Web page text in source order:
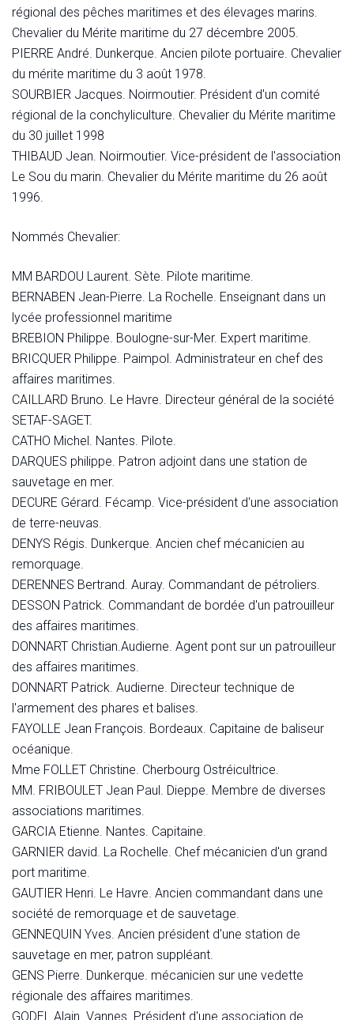
régional des pêches maritimes et des élevages marins.
Chevalier du Mérite maritime du 27 décembre 2005.
PIERRE André. Dunkerque. Ancien pilote portuaire. Chevalier
du mérite maritime du 3 août 1978.
SOURBIER Jacques. Noirmoutier. Président d'un comité
régional de la conchyliculture. Chevalier du Mérite maritime
du 30 juillet 1998
THIBAUD Jean. Noirmoutier. Vice-président de l'association
Le Sou du marin. Chevalier du Mérite maritime du 26 août
1996.
Nommés Chevalier:
MM BARDOU Laurent. Sète. Pilote maritime.
BERNABEN Jean-Pierre. La Rochelle. Enseignant dans un
lycée professionnel maritime
BREBION Philippe. Boulogne-sur-Mer. Expert maritime.
BRICQUER Philippe. Paimpol. Administrateur en chef des
affaires maritimes.
CAILLARD Bruno. Le Havre. Directeur général de la société
SETAF-SAGET.
CATHO Michel. Nantes. Pilote.
DARQUES philippe. Patron adjoint dans une station de
sauvetage en mer.
DECURE Gérard. Fécamp. Vice-président d'une association
de terre-neuvas.
DENYS Régis. Dunkerque. Ancien chef mécanicien au
remorquage.
DERENNES Bertrand. Auray. Commandant de pétroliers.
DESSON Patrick. Commandant de bordée d'un patrouilleur
des affaires maritimes.
DONNART Christian.Audierne. Agent pont sur un patrouilleur
des affaires maritimes.
DONNART Patrick. Audierne. Directeur technique de
l'armement des phares et balises.
FAYOLLE Jean François. Bordeaux. Capitaine de baliseur
océanique.
Mme FOLLET Christine. Cherbourg Ostréicultrice.
MM. FRIBOULET Jean Paul. Dieppe. Membre de diverses
associations maritimes.
GARCIA Etienne. Nantes. Capitaine.
GARNIER david. La Rochelle. Chef mécanicien d'un grand
port maritime.
GAUTIER Henri. Le Havre. Ancien commandant dans une
société de remorquage et de sauvetage.
GENNEQUIN Yves. Ancien président d'une station de
sauvetage en mer, patron suppléant.
GENS Pierre. Dunkerque. mécanicien sur une vedette
régionale des affaires maritimes.
GODEL Alain. Vannes. Président d'une association de